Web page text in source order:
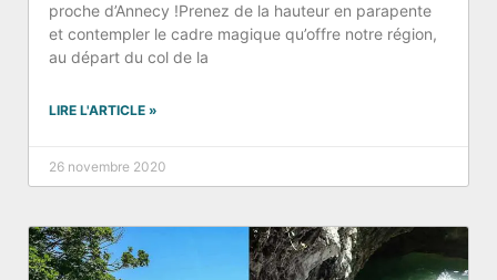
proche d’Annecy !Prenez de la hauteur en parapente
et contempler le cadre magique qu’offre notre région,
au départ du col de la
LIRE L'ARTICLE »
26 novembre 2020